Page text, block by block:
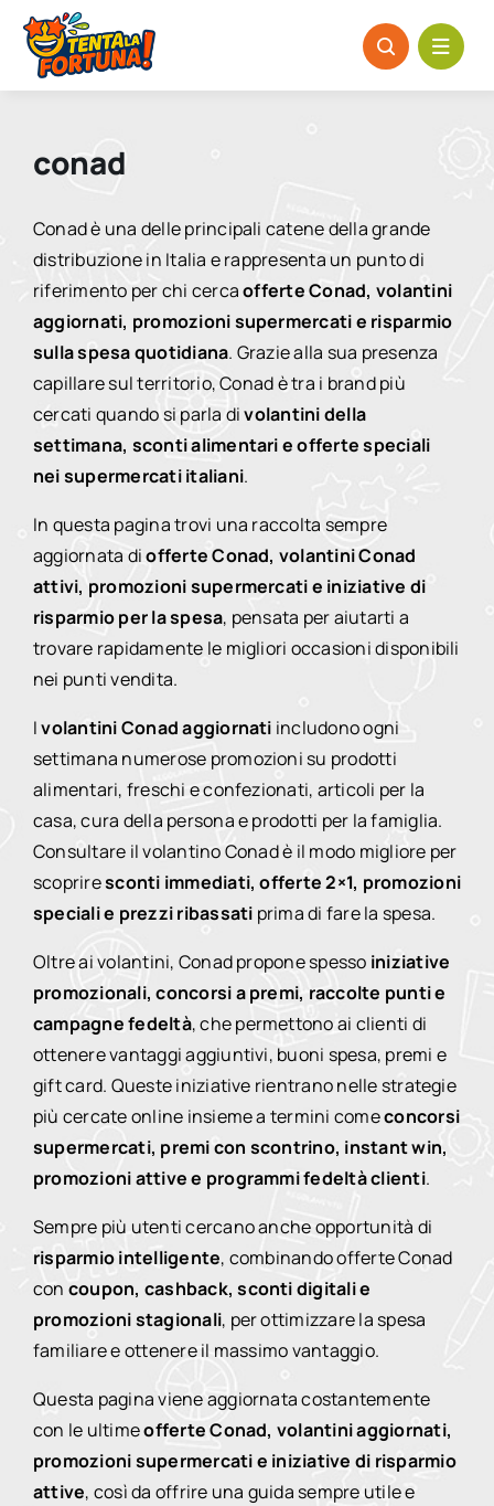
Salta
contenuto
conad
Conad è una delle principali catene della grande
distribuzione in Italia e rappresenta un punto di
riferimento per chi cercaofferte Conad, volantini
aggiornati, promozioni supermercati e risparmio
sulla spesa quotidiana. Grazie alla sua presenza
capillare sul territorio, Conad è tra i brand più
cercati quando si parla divolantini della
settimana, sconti alimentari e offerte speciali
nei supermercati italiani.
In questa pagina trovi una raccolta sempre
aggiornata diofferte Conad, volantini Conad
attivi, promozioni supermercati e iniziative di
risparmio per la spesa, pensata per aiutarti a
trovare rapidamente le migliori occasioni disponibili
nei punti vendita.
Ivolantini Conad aggiornati includono ogni
settimana numerose promozioni su prodotti
alimentari, freschi e confezionati, articoli per la
casa, cura della persona e prodotti per la famiglia.
Consultare il volantino Conad è il modo migliore per
scopriresconti immediati, offerte 2×1, promozioni
speciali e prezzi ribassati prima di fare la spesa.
Oltre ai volantini, Conad propone spesso iniziative
promozionali, concorsi a premi, raccolte punti e
campagne fedeltà, che permettono ai clienti di
ottenere vantaggi aggiuntivi, buoni spesa, premi e
gift card. Queste iniziative rientrano nelle strategie
più cercate online insieme a termini comeconcorsi
supermercati, premi con scontrino, instant win,
promozioni attive e programmi fedeltà clienti.
Sempre più utenti cercano anche opportunità di
risparmio intelligente, combinando offerte Conad
con coupon, cashback, sconti digitali e
promozioni stagionali, per ottimizzare la spesa
familiare e ottenere il massimo vantaggio.
Questa pagina viene aggiornata costantemente
con le ultimeofferte Conad, volantini aggiornati,
promozioni supermercati e iniziative di risparmio
attive, così da offrire una guida sempre utile e